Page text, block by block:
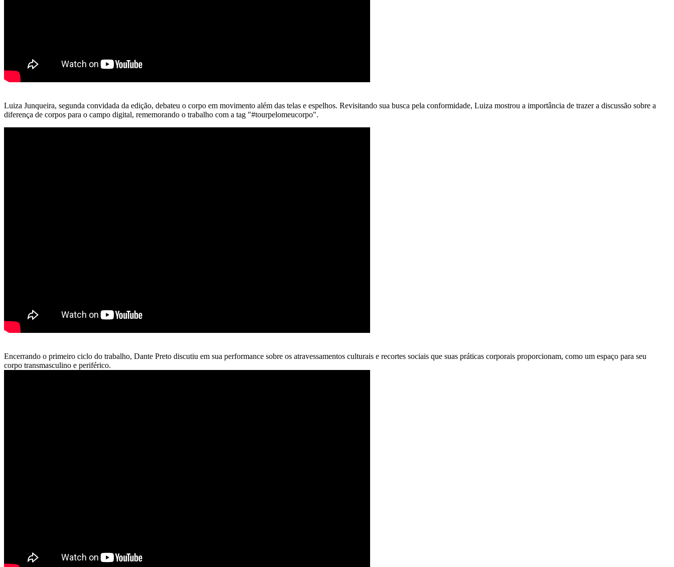
Luiza Junqueira, segunda convidada da edição, debateu o corpo em movimento além das telas e espelhos. Revisitando sua busca pela conformidade, Luiza mostrou a importância de trazer a discussão sobre a
diferença de corpos para o campo digital, rememorando o trabalho com a tag "#tourpelomeucorpo".
Encerrando o primeiro ciclo do trabalho, Dante Preto discutiu em sua performance sobre os atravessamentos culturais e recortes sociais que suas práticas corporais proporcionam, como um espaço para seu
corpo transmasculino e periférico.